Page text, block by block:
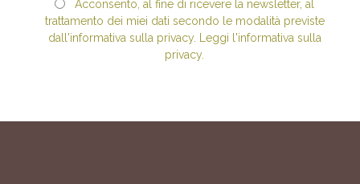
Acconsento, al fine di ricevere la newsletter, al
trattamento dei miei dati secondo le modalità previste
dall'informativa sulla privacy. Leggi l'informativa sulla
privacy.